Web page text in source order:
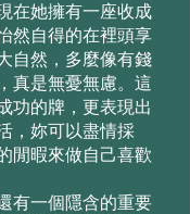
在她擁有⼀座收成
然⾃得的在裡頭享
⾃然，多麼像有錢
真是無憂無慮。這
功的牌，更表現出
，妳可以盡情採
閒暇來做⾃⼰喜歡
有⼀個隱含的重要